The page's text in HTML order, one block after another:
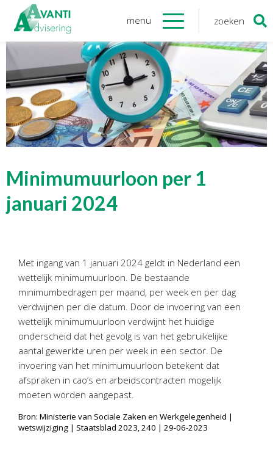
menu zoeken
Onze medewerkers
NOAB gecertificeerd
Algemene verordening
gegevensbescherming
Sponsoring
Onze diensten
Tijdelijk financieel personeel
Personeel & Organisatie
Bedrijfseconomisch advies
Belastingadvies Purmerend
Online boekhouden
Nieuws&informatie
Nieuwsbrief
Nieuwsoverzicht
Handige links
Zoeken
naar:
Minimumuurloon per 1
januari 2024
Met ingang van 1 januari 2024 geldt in Nederland een
wettelijk minimumuurloon. De bestaande
minimumbedragen per maand, per week en per dag
verdwijnen per die datum. Door de invoering van een
wettelijk minimumuurloon verdwijnt het huidige
onderscheid dat het gevolg is van het gebruikelijke
aantal gewerkte uren per week in een sector. De
invoering van het minimumuurloon betekent dat
afspraken in cao’s en arbeidscontracten mogelijk
moeten worden aangepast.
Bron: Ministerie van Sociale Zaken en Werkgelegenheid |
wetswijziging | Staatsblad 2023, 240 | 29-06-2023